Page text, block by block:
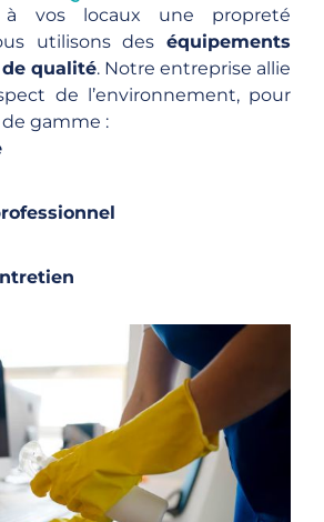
à vos locaux une propreté
utilisons des équipements
qualité. Notre entreprise allie
de l’environnement, pour
gamme :